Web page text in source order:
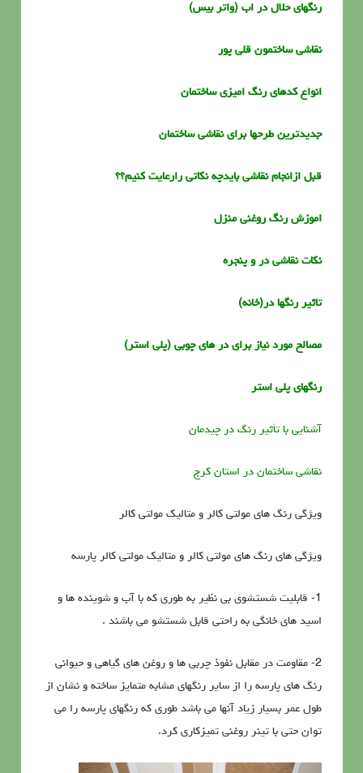
رنگهای حلال در اب (واتر بیس)
نقاشی ساختمون قلی پور
انواع کدهای رنگ امیزی ساختمان
جدیدترین طرحها برای نقاشی ساختمان
قبل ازانجام نقاشی بایدچه نکاتی رارعایت کنیم؟؟
اموزش رنگ روغنی منزل
نکات نقاشی در و پنجره
تاثیر رنگها در(خانه)
مصالح مورد نیاز برای در های چوبی (پلی استر)
رنگهای پلی استر
آشنایی با تأثیر رنگ در چیدمان
نقاشی ساختمان در استان کرج
ویژگی رنگ های مولتی کالر و متالیک مولتی کالر
ویژگی های رنگ های مولتی کالر و متالیک مولتی کالر پارسه
1- قابلیت شستشوی بی نظیر به طوری که با آب و شوینده ها و
اسید های خانگی به راحتی قابل شستشو می باشند .
2- مقاومت در مقابل نفوذ چربی ها و روغن های گیاهی و حیوانی
رنگ های پارسه را از سایر رنگهای مشابه متمایز ساخته و نشان از
طول عمر بسیار زیاد آنها می باشد طوری که رنگهای پارسه را می
توان حتی با تینر روغنی تمیزکاری کرد.